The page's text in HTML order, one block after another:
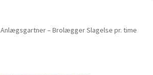
Anlægsgartner – Brolægger Slagelse pr. time